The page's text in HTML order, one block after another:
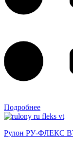
Подробнее
Рулон РУ-ФЛЕКС